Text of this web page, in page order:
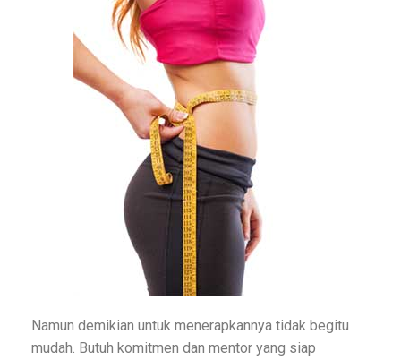
Namun demikian untuk menerapkannya tidak begitu
mudah. Butuh komitmen dan mentor yang siap